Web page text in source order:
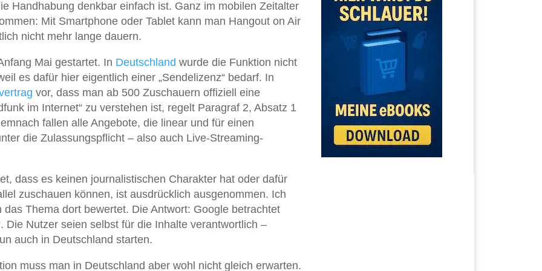
Handhabung denkbar einfach ist. Ganz im mobilen Zeitalter
Mit Smartphone oder Tablet kann man Hangout on Air
nicht mehr lange dauern.
Mai gestartet. In Deutschland wurde die Funktion nicht
es dafür hier eigentlich einer „Sendelizenz“ bedarf. In
vor, dass man ab 500 Zuschauern offiziell eine
im Internet“ zu verstehen ist, regelt Paragraf 2, Absatz 1
fallen alle Angebote, die linear und für einen
die Zulassungspflicht – also auch Live-Streaming-
dass es keinen journalistischen Charakter hat oder dafür
zuschauen können, ist ausdrücklich ausgenommen. Ich
Thema dort bewertet. Die Antwort: Google betrachtet
Die Nutzer seien selbst für die Inhalte verantwortlich –
auch in Deutschland starten.
muss man in Deutschland aber wohl nicht gleich erwarten.